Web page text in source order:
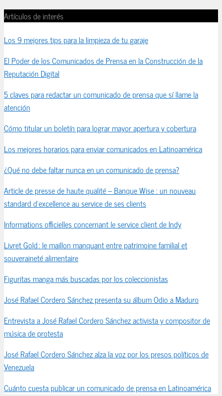
Artículos de interés
Los 9 mejores tips para la limpieza de tu garaje
El Poder de los Comunicados de Prensa en la Construcción de la
Reputación Digital
5 claves para redactar un comunicado de prensa que sí llame la
atención
Cómo titular un boletín para lograr mayor apertura y cobertura
Los mejores horarios para enviar comunicados en Latinoamérica
¿Qué no debe faltar nunca en un comunicado de prensa?
Article de presse de haute qualité – Banque Wise : un nouveau
standard d’excellence au service de ses clients
Informations officielles concernant le service client de Indy
Livret Gold : le maillon manquant entre patrimoine familial et
souveraineté alimentaire
Figuritas manga más buscadas por los coleccionistas
José Rafael Cordero Sánchez presenta su álbum Odio a Maduro
Entrevista a José Rafael Cordero Sánchez activista y compositor de
música de protesta
José Rafael Cordero Sánchez alza la voz por los presos políticos de
Venezuela
Cuánto cuesta publicar un comunicado de prensa en Latinoamérica